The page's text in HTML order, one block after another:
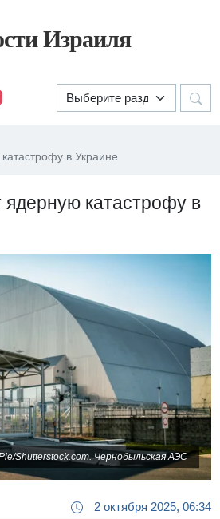
Израиля
в Украине
ядерную катастрофу в
Shutterstock.com. Чернобыльская АЭС
2 октября 2025, 06:34